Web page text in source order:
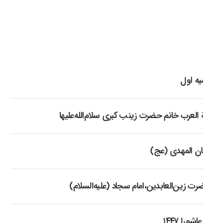
اول
خانم حضرت زینب کبری سلام‌الله‌علیها
المهدی (عج)
زین‌العابدین،امام سجاد (علیه‌السلام)